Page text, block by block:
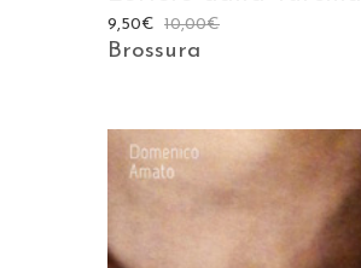
10,00€
9,50€
Brossura